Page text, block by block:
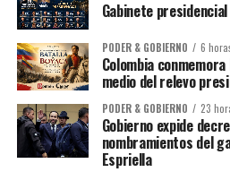
Gabinete presidencial
PODER & GOBIERNO 6
Colombia
medio del relevo
PODER & GOBIERNO 23
Gobierno expide
nombramientos del
Espriella